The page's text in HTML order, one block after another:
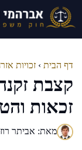
לדלג
לתוכן
דף הבית › זכויות
קצבת
זכאות
מאת: אביתר